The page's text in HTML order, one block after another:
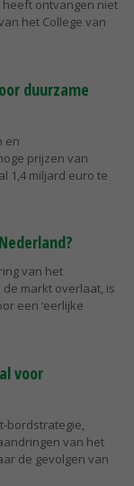
ontvangen niet
het College van
duurzame
en
prijzen van
1,4 miljard euro te
van het
markt overlaat, is
een ‘eerlijke
voor
bordstrategie,
van het
de gevolgen van